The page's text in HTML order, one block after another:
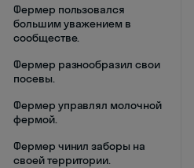
Фермер пользовался
большим уважением в
сообществе.
Фермер разнообразил свои
посевы.
Фермер управлял молочной
фермой.
Фермер чинил заборы на
своей территории.